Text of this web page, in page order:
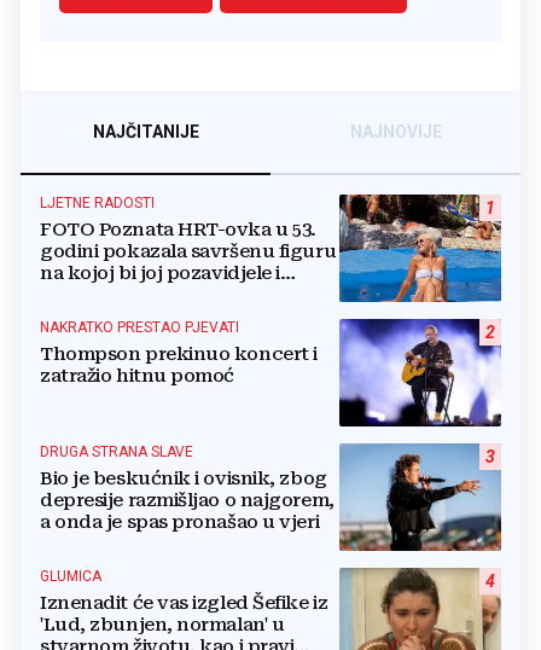
NAJČITANIJE NAJNOVIJE
1
LJETNE RADOSTI
FOTO Poznata HRT-ovka u 53.
godini pokazala savršenu figuru
na kojoj bi joj pozavidjele i
2
NAKRATKO PRESTAO PJEVATI
Thompson prekinuo koncert i
zatražio hitnu pomoć
3
DRUGA STRANA SLAVE
Bio je beskućnik i ovisnik, zbog
depresije razmišljao o najgorem,
a onda je spas pronašao u vjeri
4
GLUMICA
Iznenadit će vas izgled Šefike iz
'Lud, zbunjen, normalan' u